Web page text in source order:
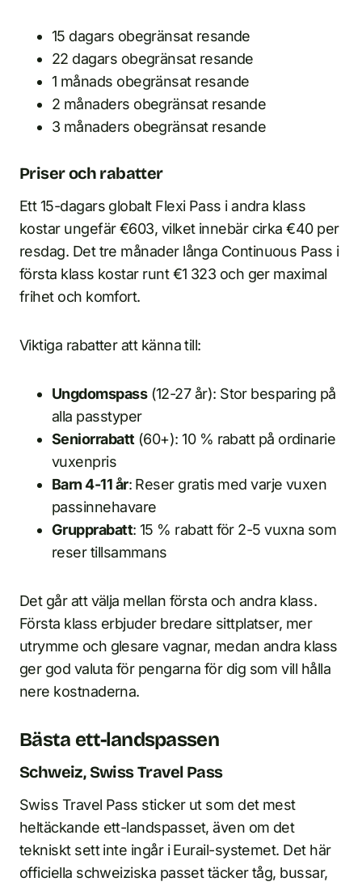
15 dagars obegränsat resande
22 dagars obegränsat resande
1 månads obegränsat resande
2 månaders obegränsat resande
3 månaders obegränsat resande
Priser och rabatter
Ett 15-dagars globalt Flexi Pass i andra klass
kostar ungefär €603, vilket innebär cirka €40 per
resdag. Det tre månader långa Continuous Pass i
första klass kostar runt €1 323 och ger maximal
frihet och komfort.
Viktiga rabatter att känna till:
Ungdomspass(12-27 år): Stor besparing på
alla passtyper
Seniorrabatt (60+): 10 % rabatt på ordinarie
vuxenpris
Barn 4-11 år: Reser gratis med varje vuxen
passinnehavare
Grupprabatt: 15 % rabatt för 2-5 vuxna som
reser tillsammans
Det går att välja mellan första och andra klass.
Första klass erbjuder bredare sittplatser, mer
utrymme och glesare vagnar, medan andra klass
ger god valuta för pengarna för dig som vill hålla
nere kostnaderna.
Bästa ett-landspassen
Schweiz, Swiss Travel Pass
Swiss Travel Pass sticker ut som det mest
heltäckande ett-landspasset, även om det
tekniskt sett inte ingår i Eurail-systemet. Det här
officiella schweiziska passet täcker tåg, bussar,